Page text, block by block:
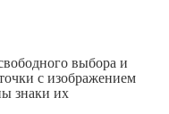
выбора и
с изображением
знаки их